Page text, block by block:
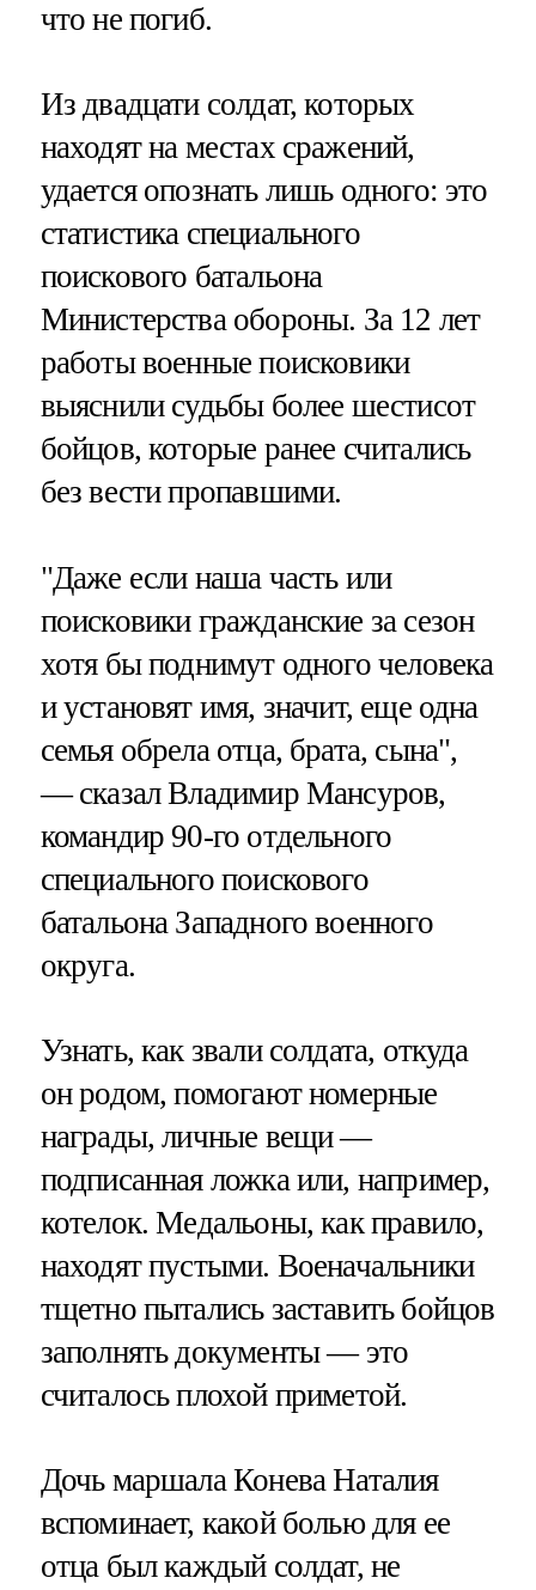
что не погиб.
Из двадцати солдат, которых
находят на местах сражений,
удается опознать лишь одного: это
статистика специального
поискового батальона
Министерства обороны. За 12 лет
работы военные поисковики
выяснили судьбы более шестисот
бойцов, которые ранее считались
без вести пропавшими.
"Даже если наша часть или
поисковики гражданские за сезон
хотя бы поднимут одного человека
и установят имя, значит, еще одна
семья обрела отца, брата, сына",
— сказал Владимир Мансуров,
командир 90-го отдельного
специального поискового
батальона Западного военного
округа.
Узнать, как звали солдата, откуда
он родом, помогают номерные
награды, личные вещи —
подписанная ложка или, например,
котелок. Медальоны, как правило,
находят пустыми. Военачальники
тщетно пытались заставить бойцов
заполнять документы — это
считалось плохой приметой.
Дочь маршала Конева Наталия
вспоминает, какой болью для ее
отца был каждый солдат, не